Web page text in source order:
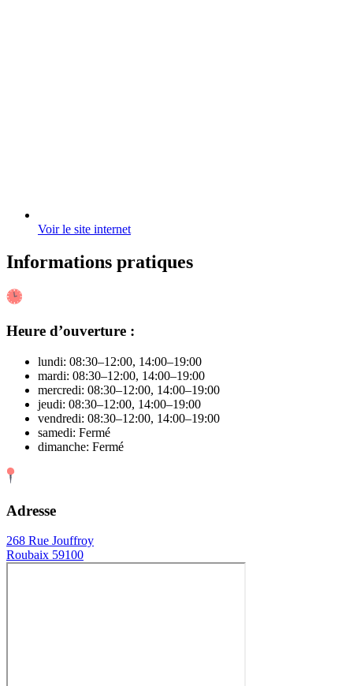
Voir le site internet
Informations pratiques
Heure d’ouverture :
lundi: 08:30–12:00, 14:00–19:00
mardi: 08:30–12:00, 14:00–19:00
mercredi: 08:30–12:00, 14:00–19:00
jeudi: 08:30–12:00, 14:00–19:00
vendredi: 08:30–12:00, 14:00–19:00
samedi: Fermé
dimanche: Fermé
Adresse
268 Rue Jouffroy
Roubaix 59100